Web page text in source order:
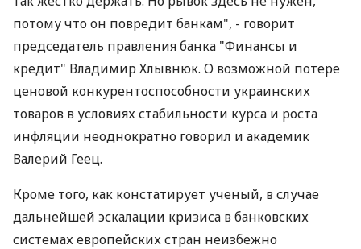
видим процессы сжатия в США, странах
Европейского Союза. Это приведет к
значительному сокращению потребления, в т.ч.
украинского экспорта. Наши соседи - основные
торговые партнеры уже девальвировали свои
валюты. Поэтому и нам курс, возможно, не стоит
так жестко держать. Но рывок здесь не нужен,
потому что он повредит банкам", - говорит
председатель правления банка "Финансы и
кредит" Владимир Хлывнюк. О возможной потере
ценовой конкурентоспособности украинских